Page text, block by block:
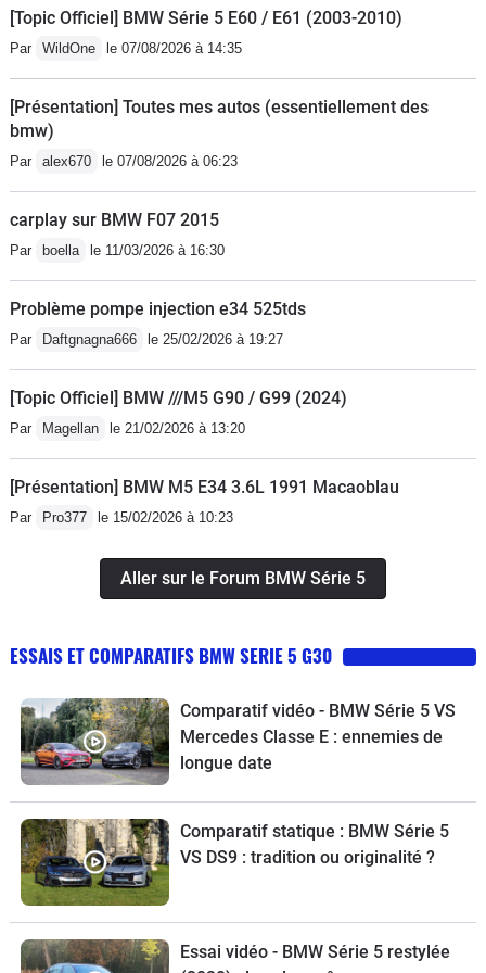
série ou en option sont nombreux,
directeur. Non seulement il réduit le
petites routes à cette lourde voiture.
Autre exemple sur autoroute, elle
change de voie de travers, comme un
crabe (léger braquage des roues
arrières dans le même sens que les
avants), c'est plus stable. L'aspect
sécuritaire qu'apporte ce train arrière
directeur n'est pas à négliger nos plus,
notamment pour les manœuvres
d'évitements.Côté confort, c'est
impérial, la suspension adaptative sait
actives (attention c'est une option sur
certains marchés) contribuent à la
confort. Le silence à bord est
est très bien filtré. C'est une voiture
pour rouler, qui permet de faire de très
long trajets avec un minimum de
niveau de confort, exploit que ne
rééditent pas les M850i ou encore
Alpina B5 dont les suspensions sont
nettement plus fermes.Les
équipements technologiques et de
confort proviennent directement de la
voiture. L affichage tête haute est de
belle qualité, l aide au stationnement
[Topic Officiel] BMW Série 5 E60 / E61 (2003-2010)
Par WildOne le 07/08/2026 à 14:35
[Présentation] Toutes mes autos (essentiellement des
bmw)
Par alex670 le 07/08/2026 à 06:23
carplay sur BMW F07 2015
Par boella le 11/03/2026 à 16:30
Problème pompe injection e34 525tds
Par Daftgnagna666 le 25/02/2026 à 19:27
[Topic Officiel] BMW ///M5 G90 / G99 (2024)
Par Magellan le 21/02/2026 à 13:20
[Présentation] BMW M5 E34 3.6L 1991 Macaoblau
Par Pro377 le 15/02/2026 à 10:23
Aller sur le Forum BMW Série 5
ESSAIS ET COMPARATIFS BMW SERIE 5 G30
Comparatif vidéo - BMW Série 5 VS
Mercedes Classe E : ennemies de
longue date
Comparatif statique : BMW Série 5
VS DS9 : tradition ou originalité ?
Essai vidéo - BMW Série 5 restylée